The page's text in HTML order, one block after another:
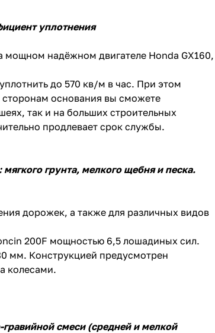
уплотнения
мощном надёжном двигателе Honda GX160,
до 570 кв/м в час. При этом
основания вы сможете
так и на больших строительных
продлевает срок службы.
грунта, мелкого щебня и песка.
дорожек, а также для различных видов
200F мощностью 6,5 лошадиных сил.
мм. Конструкцией предусмотрен
колесами.
смеси (средней и мелкой